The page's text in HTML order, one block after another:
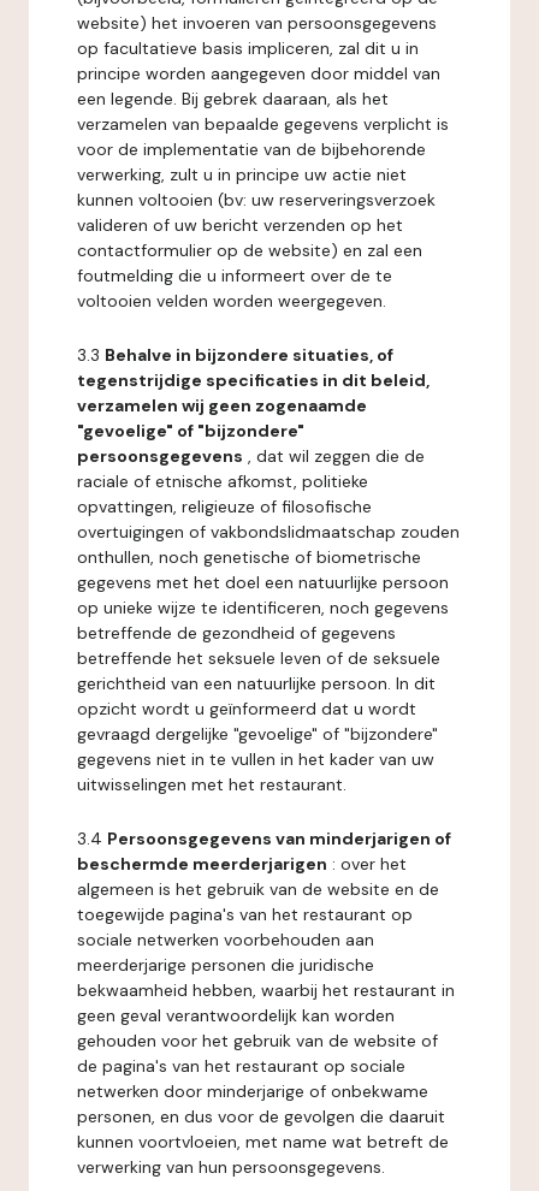
website) het invoeren van persoonsgegevens
op facultatieve basis impliceren, zal dit u in
principe worden aangegeven door middel van
een legende. Bij gebrek daaraan, als het
verzamelen van bepaalde gegevens verplicht is
voor de implementatie van de bijbehorende
verwerking, zult u in principe uw actie niet
kunnen voltooien (bv: uw reserveringsverzoek
valideren of uw bericht verzenden op het
contactformulier op de website) en zal een
foutmelding die u informeert over de te
voltooien velden worden weergegeven.
3.3 Behalve in bijzondere situaties, of
tegenstrijdige specificaties in dit beleid,
verzamelen wij geen zogenaamde
"gevoelige" of "bijzondere"
persoonsgegevens , dat wil zeggen die de
raciale of etnische afkomst, politieke
opvattingen, religieuze of filosofische
overtuigingen of vakbondslidmaatschap zouden
onthullen, noch genetische of biometrische
gegevens met het doel een natuurlijke persoon
op unieke wijze te identificeren, noch gegevens
betreffende de gezondheid of gegevens
betreffende het seksuele leven of de seksuele
gerichtheid van een natuurlijke persoon. In dit
opzicht wordt u geïnformeerd dat u wordt
gevraagd dergelijke "gevoelige" of "bijzondere"
gegevens niet in te vullen in het kader van uw
uitwisselingen met het restaurant.
3.4 Persoonsgegevens van minderjarigen of
beschermde meerderjarigen : over het
algemeen is het gebruik van de website en de
toegewijde pagina's van het restaurant op
sociale netwerken voorbehouden aan
meerderjarige personen die juridische
bekwaamheid hebben, waarbij het restaurant in
geen geval verantwoordelijk kan worden
gehouden voor het gebruik van de website of
de pagina's van het restaurant op sociale
netwerken door minderjarige of onbekwame
personen, en dus voor de gevolgen die daaruit
kunnen voortvloeien, met name wat betreft de
verwerking van hun persoonsgegevens.